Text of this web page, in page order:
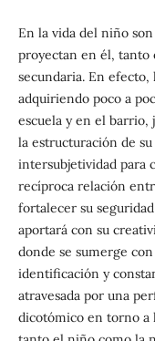
En la vida del niño
proyectan en él, tanto
secundaria. En
adquiriendo poco a
escuela y en el
la estructuración de
intersubjetividad para
recíproca relación
fortalecer su
aportará con su
donde se sumerge
identificación y
atravesada por una
dicotómico en torno a